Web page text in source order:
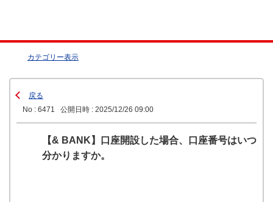
カテゴリー表示
戻る
No : 6471
公開日時 : 2025/12/26 09:00
【& BANK】口座開設した場合、口座番号はいつ
分かりますか。